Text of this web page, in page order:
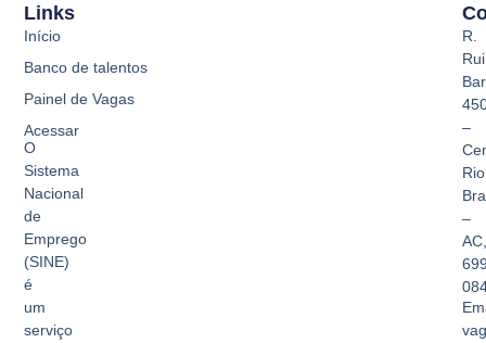
O
Sistema
Nacional
de
Emprego
(SINE)
é
um
serviço
Links
Início
Banco de talentos
Painel de Vagas
Acessar
R.
Rui
–
Rio
–
AC,